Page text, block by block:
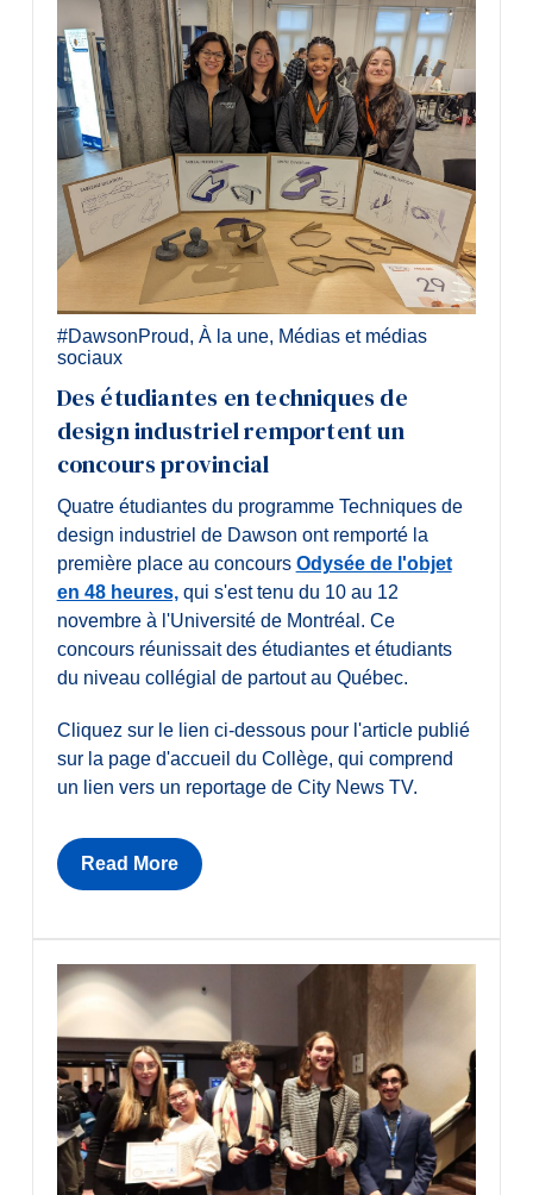
#DawsonProud, À la une, Médias et médias
sociaux
Des étudiantes en techniques de
design industriel remportent un
concours provincial
Quatre étudiantes du programme Techniques de
design industriel de Dawson ont remporté la
première place au concours Odysée de l'objet
en 48 heures,qui s'est tenu du 10 au 12
novembre à l'Université de Montréal. Ce
concours réunissait des étudiantes et étudiants
du niveau collégial de partout au Québec.
Cliquez sur le lien ci-dessous pour l'article publié
sur la page d'accueil du Collège, qui comprend
un lien vers un reportage de City News TV.
Read More
Menu principal
Programmes
Formation continue
Admissions
La vie à Dawson
Qui vous êtes
Futurs étudiants
Corps enseignant et personnel
administratif
Diplômé·es et visiteur·euses